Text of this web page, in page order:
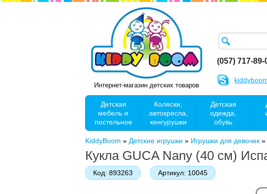
Интернет-магазин детских товаров
(057) 717-89-
Детская
мебель и
постельное
Коляски,
автокресла,
кенгурушки
Детская
одежда,
обувь
KiddyBoom » Детские игрушки » Игрушки для девочек »
Кукла GUCA Nany (40 см)
Код: 893263 Артикул: 10045